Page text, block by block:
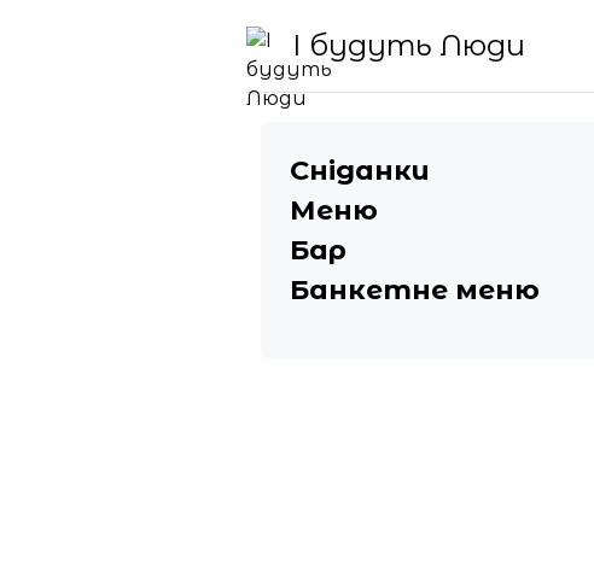
І будуть Люди
Сніданки
Меню
Бар
Банкетне меню